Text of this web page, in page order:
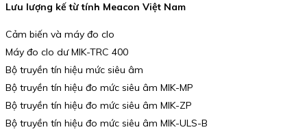
Lưu lượng kế từ tính Meacon Việt Nam
Cảm biến và máy đo clo
Máy đo clo dư MIK-TRC 400
Bộ truyền tín hiệu mức siêu âm
Bộ truyền tín hiệu đo mức siêu âm MIK-MP
Bộ truyền tín hiệu đo mức siêu âm MIK-ZP
Bộ truyền tín hiệu đo mức siêu âm MIK-ULS-B